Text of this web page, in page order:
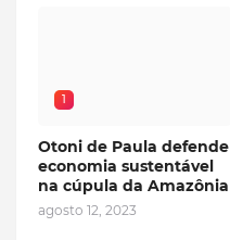
1
Otoni de Paula defende
economia sustentável
na cúpula da Amazônia
agosto 12, 2023